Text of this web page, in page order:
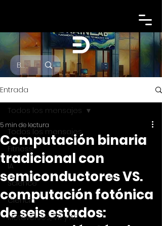
Entrada
Todos los mensajes
Fitness
IA
Science
Ciencia
Metaversos, VR y AR
Todos los mensajes
Computación binaria
tradicional con
semiconductores VS.
computación fotónica
de seis estados:
5 min de lectura